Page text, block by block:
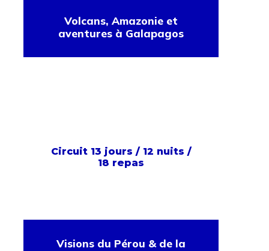
Volcans, Amazonie et
aventures à Galapagos
Circuit 13 jours / 12 nuits /
18 repas
Visions du Pérou & de la